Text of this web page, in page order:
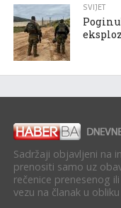
SVIJET
Sadržaji objavljeni na
prenositi samo uz
rečenice prenesenog
vezu na članak u